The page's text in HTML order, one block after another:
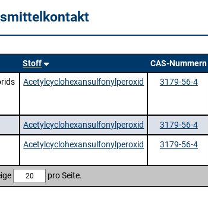
Stoff CAS-Nummern
Acetylcyclohexansulfonylperoxid 3179-56-4
Acetylcyclohexansulfonylperoxid 3179-56-4
Acetylcyclohexansulfonylperoxid 3179-56-4
pro Seite.